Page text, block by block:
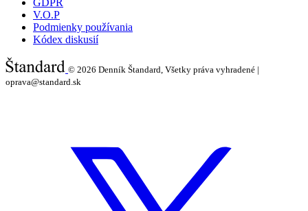
V.O.P
Podmienky používania
Kódex diskusií
© 2026 Denník Štandard, Všetky práva vyhradené |
oprava@standard.sk